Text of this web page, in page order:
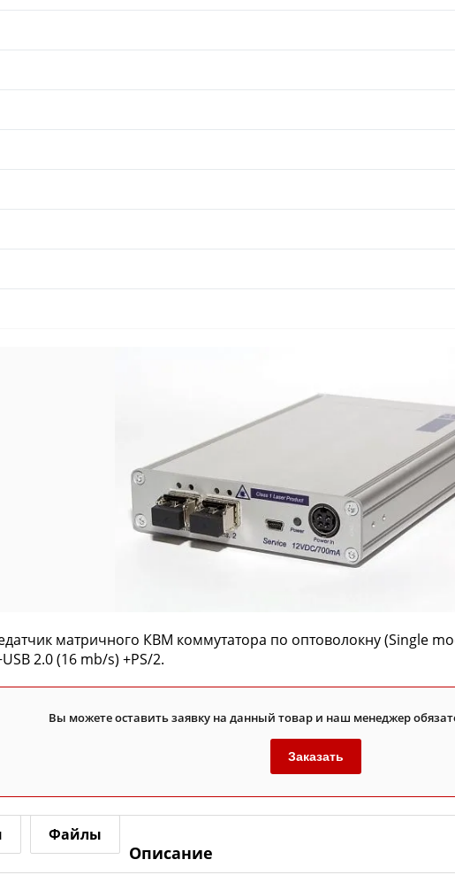
матричного КВМ коммутатора по оптоволокну (Single
2.0 (16 mb/s) +PS/2.
Вы можете оставить заявку на данный товар и наш менеджер
Заказать
Файлы
Описание